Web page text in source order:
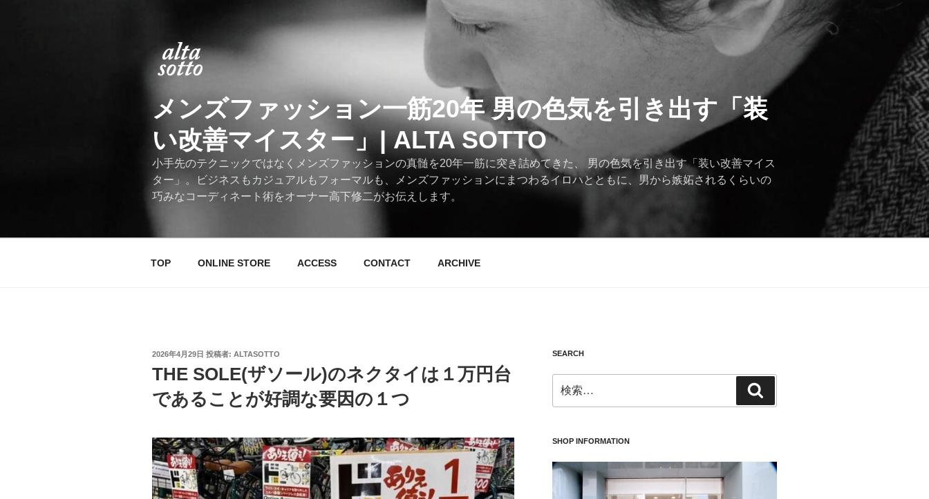
メンズファッション一筋20年 男の色気を引き出す「装
い改善マイスター」| ALTA SOTTO
小手先のテクニックではなくメンズファッションの真髄を20年一筋に突き詰めてきた、 男の色気を引き出す「装い改善マイス
ター」。ビジネスもカジュアルもフォーマルも、メンズファッションにまつわるイロハとともに、男から嫉妬されるくらいの
巧みなコーディネート術をオーナー高下修二がお伝えします。
TOP ONLINE STORE ACCESS CONTACT ARCHIVE
投
2026年4月29日 投稿者: ALTASOTTO
THE SOLE(ザソール)のネクタイは１万円台
であることが好調な要因の１つ
SEARCH
索:
索
SHOP INFORMATION